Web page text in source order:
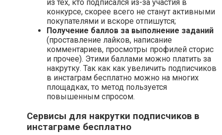
из тех, кто подписался из-за участия в
конкурсе, скорее всего не станут активными
покупателями и вскоре отпишутся;
Получение баллов за выполнение заданий
(проставление лайков, написание
комментариев, просмотры профилей сторис
и прочее). Этими баллами можно платить за
накрутку. Так как как увеличить подписчиков
в инстаграм бесплатно можно на многих
площадках, то метод пользуется
повышенным спросом.
Сервисы для накрутки подписчиков в
инстаграме бесплатно